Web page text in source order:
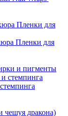
Пленки для
Пленки для
и пигменты